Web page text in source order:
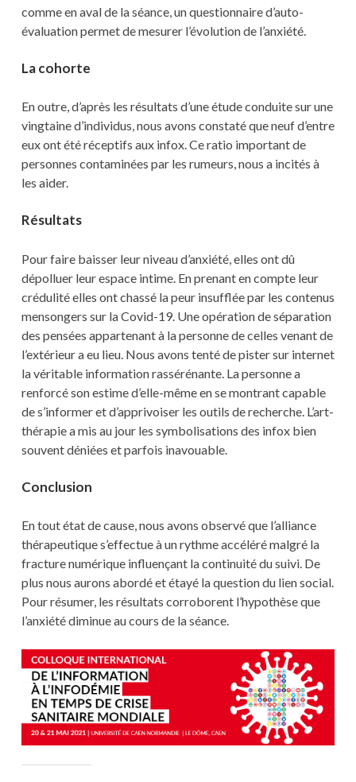
comme en aval de la séance, un questionnaire d’auto-
évaluation permet de mesurer l’évolution de l’anxiété.
La cohorte
En outre, d’après les résultats d’une étude conduite sur une
vingtaine d’individus, nous avons constaté que neuf d’entre
eux ont été réceptifs aux infox. Ce ratio important de
personnes contaminées par les rumeurs, nous a incités à
les aider.
Résultats
Pour faire baisser leur niveau d’anxiété, elles ont dû
dépolluer leur espace intime. En prenant en compte leur
crédulité elles ont chassé la peur insufflée par les contenus
mensongers sur la Covid-19. Une opération de séparation
des pensées appartenant à la personne de celles venant de
l’extérieur a eu lieu. Nous avons tenté de pister sur internet
la véritable information rassérénante. La personne a
renforcé son estime d’elle-même en se montrant capable
de s’informer et d’apprivoiser les outils de recherche. L’art-
thérapie a mis au jour les symbolisations des infox bien
souvent déniées et parfois inavouable.
Conclusion
En tout état de cause, nous avons observé que l’alliance
thérapeutique s’effectue à un rythme accéléré malgré la
fracture numérique influençant la continuité du suivi. De
plus nous aurons abordé et étayé la question du lien social.
Pour résumer, les résultats corroborent l’hypothèse que
l’anxiété diminue au cours de la séance.